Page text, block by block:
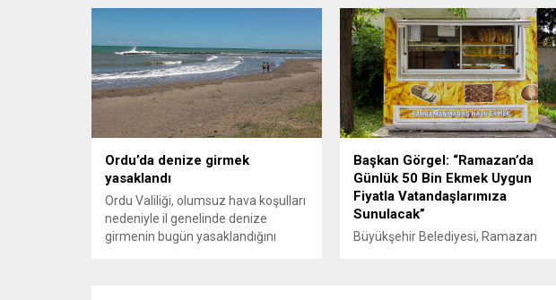
Zade ise Türkiye üçüncüsü olarak
bronz madalya elde etti.
Sporcularımızı ve emeği geçen
antrenörlerimizi tebrik ediyor,
başarılarının devamını diliyoruz.
Ordu’da denize girmek
yasaklandı
Ordu Valiliği, olumsuz hava koşulları
nedeniyle il genelinde denize
girmenin bugün yasaklandığını
Başkan Görgel: “Ramazan’da
Günlük 50 Bin Ekmek Uygun
Fiyatla Vatandaşlarımıza
Sunulacak”
Büyükşehir Belediyesi, Ramazan